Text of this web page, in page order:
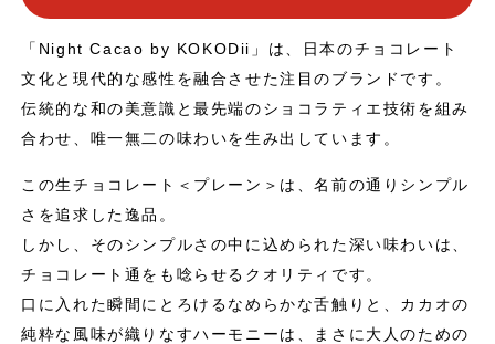
「Night Cacao by KOKODii」は、日本のチョコレート
文化と現代的な感性を融合させた注目のブランドです。
伝統的な和の美意識と最先端のショコラティエ技術を組み
合わせ、唯一無二の味わいを生み出しています。
この生チョコレート＜プレーン＞は、名前の通りシンプル
さを追求した逸品。
しかし、そのシンプルさの中に込められた深い味わいは、
チョコレート通をも唸らせるクオリティです。
口に入れた瞬間にとろけるなめらかな舌触りと、カカオの
純粋な風味が織りなすハーモニーは、まさに大人のための